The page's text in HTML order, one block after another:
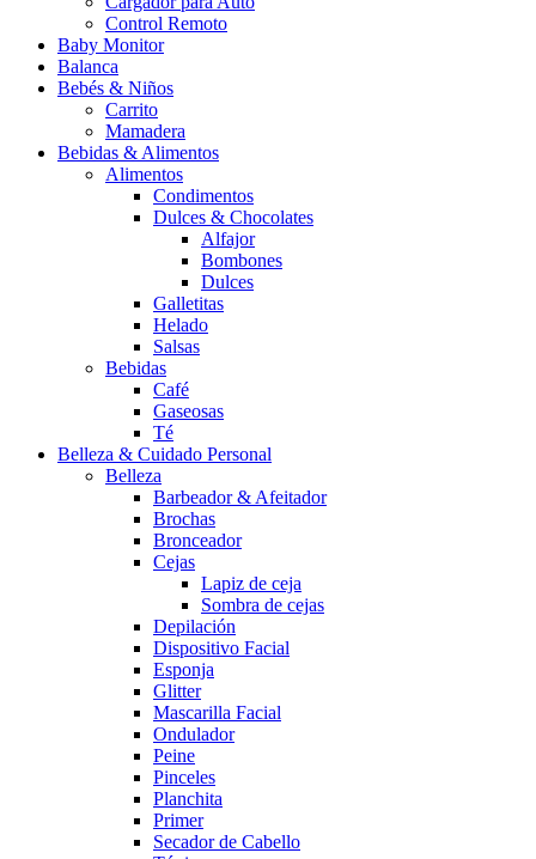
Control Remoto
Baby Monitor
Balanca
Bebés & Niños
Carrito
Mamadera
Bebidas & Alimentos
Alimentos
Condimentos
Dulces & Chocolates
Alfajor
Bombones
Dulces
Galletitas
Helado
Salsas
Bebidas
Café
Gaseosas
Té
Belleza & Cuidado Personal
Belleza
Barbeador & Afeitador
Brochas
Bronceador
Cejas
Lapiz de ceja
Sombra de cejas
Depilación
Dispositivo Facial
Esponja
Glitter
Mascarilla Facial
Ondulador
Peine
Pinceles
Planchita
Primer
Secador de Cabello